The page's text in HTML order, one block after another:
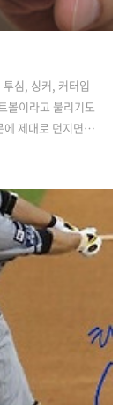
심, 싱커, 커터입
볼이라고 불리기도
제대로 던지면
기도 합니다. 투
이 있습니다. || 야
중에서도 가장 중
한 특징 중 하나는
필요합니다. 그
ball)입니다...